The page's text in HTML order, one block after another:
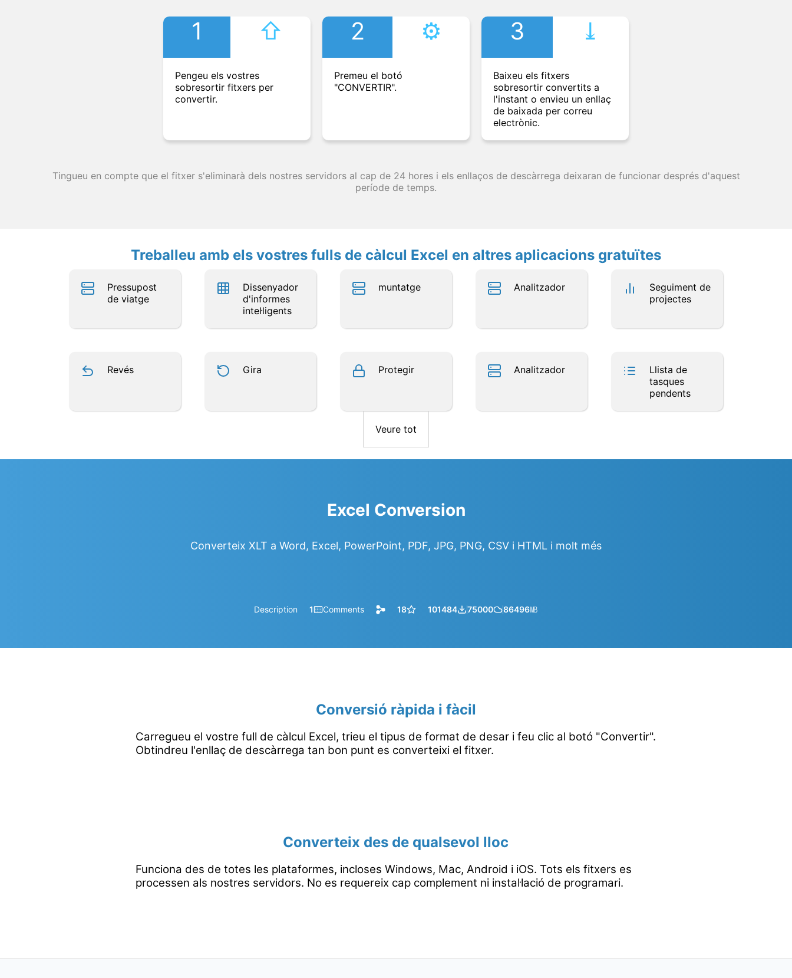
1 ⇧︎
Pengeu els vostres
sobresortir fitxers per
convertir.
2 ⚙︎
Premeu el botó
"CONVERTIR".
3 ⤓︎
Baixeu els fitxers
sobresortir convertits a
l'instant o envieu un enllaç
de baixada per correu
electrònic.
Tingueu en compte que el fitxer s'eliminarà dels nostres servidors al cap de 24 hores i els enllaços de descàrrega deixaran de funcionar després d'aquest
període de temps.
Treballeu amb els vostres fulls de càlcul Excel en altres aplicacions gratuïtes
Pressupost
de viatge
Dissenyador
d'informes
intel·ligents
muntatge Analitzador
Seguiment de
projectes
Revés Gira Protegir Analitzador
Llista de
tasques
pendents
Veure tot
Excel Conversion
Converteix XLT a Word, Excel, PowerPoint, PDF, JPG, PNG, CSV i HTML i molt més
Description 1 Comments 18 101484 75000 86496㎆︎
Conversió ràpida i fàcil
Carregueu el vostre full de càlcul Excel, trieu el tipus de format de desar i feu clic al botó "Convertir".
Obtindreu l'enllaç de descàrrega tan bon punt es converteixi el fitxer.
Converteix des de qualsevol lloc
Funciona des de totes les plataformes, incloses Windows, Mac, Android i iOS. Tots els fitxers es
processen als nostres servidors. No es requereix cap complement ni instal·lació de programari.